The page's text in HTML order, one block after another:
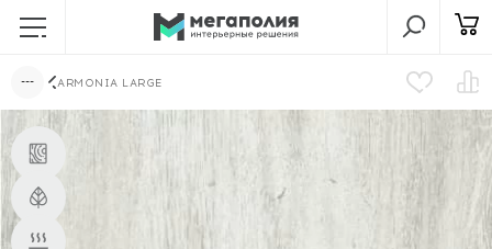
ARMONIA LARGE